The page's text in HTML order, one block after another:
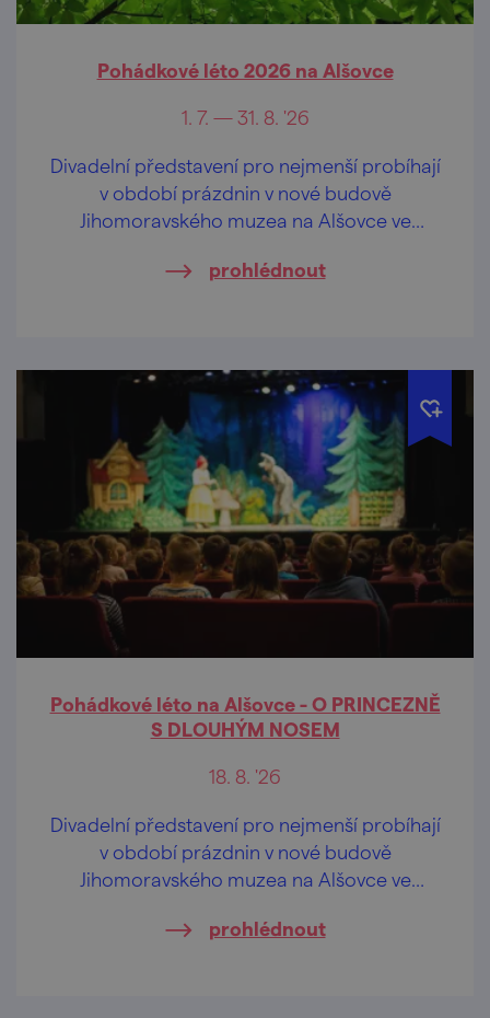
Pohádkové léto 2026 na Alšovce
1. 7. — 31. 8. '26
Divadelní představení pro nejmenší probíhají
v období prázdnin v nové budově
Jihomoravského muzea na Alšovce ve
vždy od 17 hod.
prohlédnout
Pohádkové léto na Alšovce - O PRINCEZNĚ
S DLOUHÝM NOSEM
18. 8. '26
Divadelní představení pro nejmenší probíhají
v období prázdnin v nové budově
Jihomoravského muzea na Alšovce ve
vždy od 17 hod.
prohlédnout